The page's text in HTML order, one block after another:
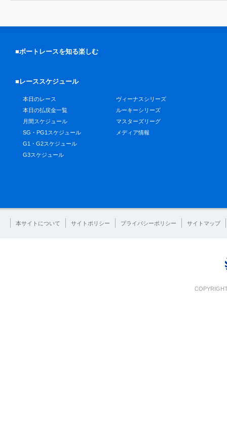
■ボートレースを知る楽しむ
■レーススケジュール
本日のレース
本日の払戻金一覧
月間スケジュール
SG・PG1スケジュール
G1・G2スケジュール
G3スケジュール
ヴィーナスシリーズ
ルーキーシリーズ
マスターズリーグ
メディア情報
本サイトについて サイトポリシー プライバシーポリシー サイトマップ